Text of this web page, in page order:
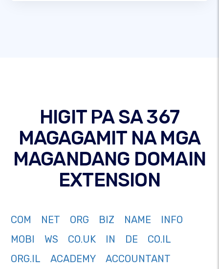
HIGIT PA SA 367
MAGAGAMIT NA MGA
MAGANDANG DOMAIN
EXTENSION
COM NET ORG BIZ NAME
INFO
MOBI
WS CO.UK IN DE
CO.IL
ORG.IL
ACADEMY
ACCOUNTANT